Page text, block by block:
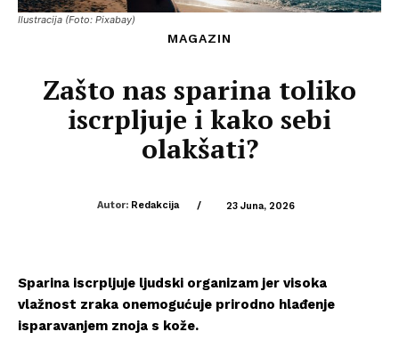
Ilustracija (Foto: Pixabay)
MAGAZIN
Zašto nas sparina toliko
iscrpljuje i kako sebi
olakšati?
Autor: Redakcija / 23 Juna, 2026
Sparina iscrpljuje ljudski organizam jer visoka
vlažnost zraka onemogućuje prirodno hlađenje
isparavanjem znoja s kože.